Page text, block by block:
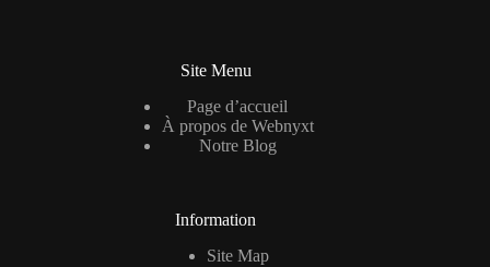
Site Menu
Page d’accueil
À propos de Webnyxt
Notre Blog
Information
Site Map